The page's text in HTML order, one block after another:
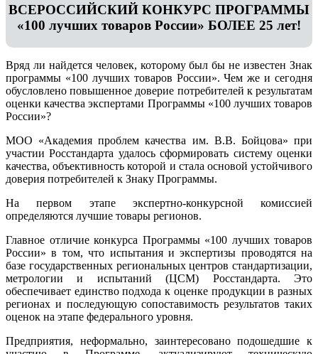
ВСЕРОССИЙСКИЙ КОНКУРС ПРОГРАММЫ
«100 лучших товаров России» БОЛЕЕ 25 лет!
Вряд ли найдется человек, которому был бы не известен Знак
программы «100 лучших товаров России». Чем же и сегодня
обусловлено повышенное доверие потребителей к результатам
оценки качества экспертами Программы «100 лучших товаров
России»?
МОО «Академия проблем качества им. В.В. Бойцова» при
участии Росстандарта удалось сформировать систему оценки
качества, объективность которой и стала основой устойчивого
доверия потребителей к Знаку Программы.
На первом этапе экспертно-конкурсной комиссией
определяются лучшие товары регионов.
Главное отличие конкурса Программы «100 лучших товаров
России» в том, что испытания и экспертизы проводятся на
базе государственных региональных центров стандартизации,
метрологии и испытаний (ЦCM) Росстандарта. Это
обеспечивает единство подхода к оценке продукции в разных
регионах и последующую сопоставимость результатов таких
оценок на этапе федерального уровня.
Предприятия, неформально, заинтересовано подошедшие к